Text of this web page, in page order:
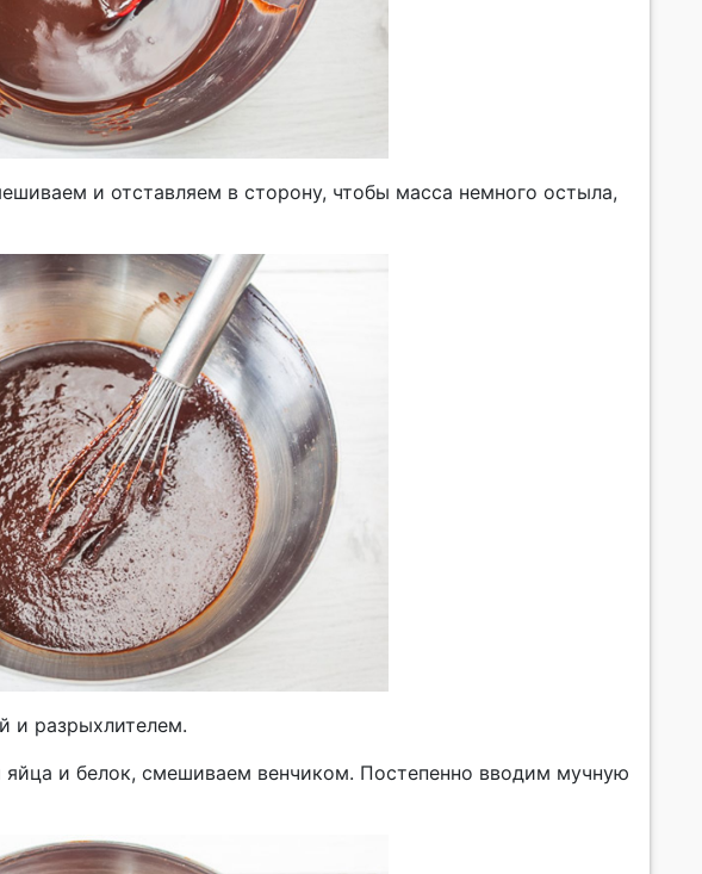
и отставляем в сторону, чтобы масса немного остыла,
и разрыхлителем.
и белок, смешиваем венчиком. Постепенно вводим мучную